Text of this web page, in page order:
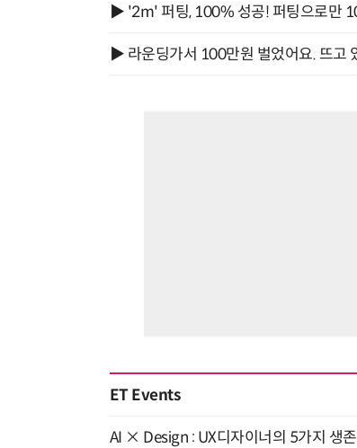
▶ '2m' 퍼팅, 100% 성공! 퍼팅으로만
▶ 라운딩가서 100만원 벌었어요. 뜨고
ET Events
AI × Design : UX디자이너의 5가지 생